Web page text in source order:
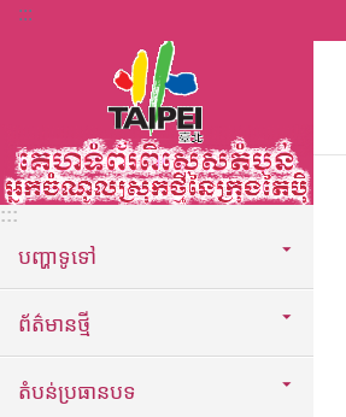
ទៅកាន់មាតិកាប្លុកមាតិកាសំខាន់
:::
:::
បញ្ហាទូទៅ
ព័ត៌មានថ្មី
តំបន់ប្រធានបទ